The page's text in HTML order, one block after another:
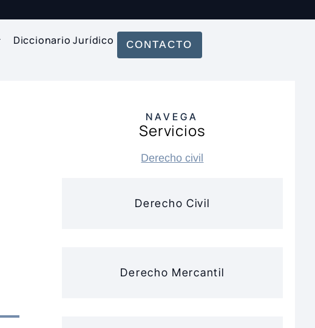
Diccionario Jurídico CONTACTO
NAVEGA
Servicios
Derecho civil
Derecho Civil
Derecho Mercantil